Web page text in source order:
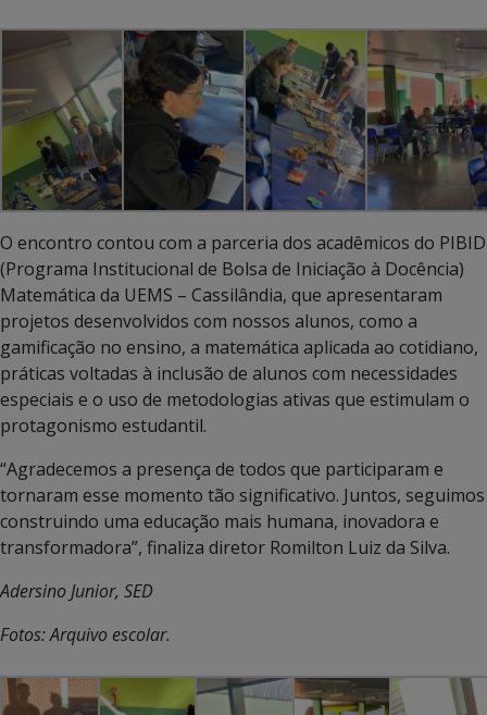
O encontro contou com a parceria dos acadêmicos do PIBID
(Programa Institucional de Bolsa de Iniciação à Docência)
Matemática da UEMS – Cassilândia, que apresentaram
projetos desenvolvidos com nossos alunos, como a
gamificação no ensino, a matemática aplicada ao cotidiano,
práticas voltadas à inclusão de alunos com necessidades
especiais e o uso de metodologias ativas que estimulam o
protagonismo estudantil.
“Agradecemos a presença de todos que participaram e
tornaram esse momento tão significativo. Juntos, seguimos
construindo uma educação mais humana, inovadora e
transformadora”, finaliza diretor Romilton Luiz da Silva.
Adersino Junior, SED
Fotos: Arquivo escolar.